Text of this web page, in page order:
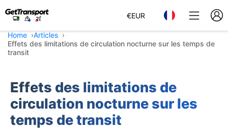
€EUR
Home
Articles
Effets des limitations de circulation nocturne sur les temps de
transit
Effets des limitations de
circulation nocturne sur les
temps de transit